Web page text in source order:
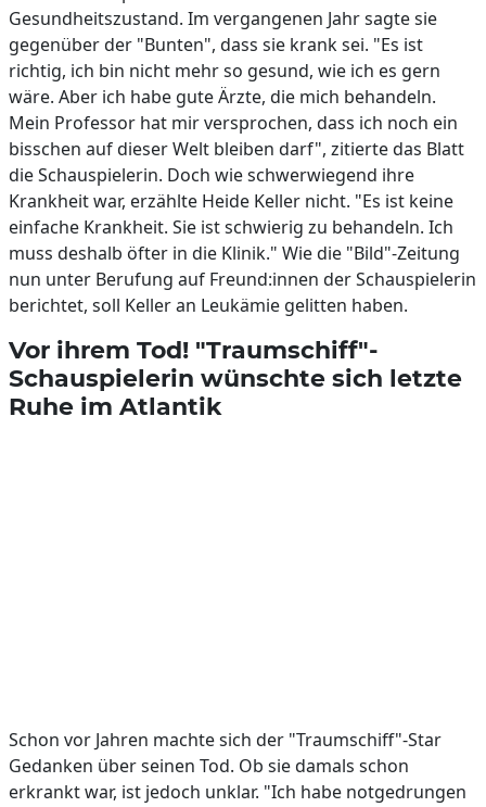
Gesundheitszustand. Im vergangenen Jahr sagte sie
gegenüber der "Bunten", dass sie krank sei. "Es ist
richtig, ich bin nicht mehr so gesund, wie ich es gern
wäre. Aber ich habe gute Ärzte, die mich behandeln.
Mein Professor hat mir versprochen, dass ich noch ein
bisschen auf dieser Welt bleiben darf", zitierte das Blatt
die Schauspielerin. Doch wie schwerwiegend ihre
Krankheit war, erzählte Heide Keller nicht. "Es ist keine
einfache Krankheit. Sie ist schwierig zu behandeln. Ich
muss deshalb öfter in die Klinik." Wie die "Bild"-Zeitung
nun unter Berufung auf Freund:innen der Schauspielerin
berichtet, soll Keller an Leukämie gelitten haben.
Vor ihrem Tod! "Traumschiff"-
Schauspielerin wünschte sich letzte
Ruhe im Atlantik
Schon vor Jahren machte sich der "Traumschiff"-Star
Gedanken über seinen Tod. Ob sie damals schon
erkrankt war, ist jedoch unklar. "Ich habe notgedrungen